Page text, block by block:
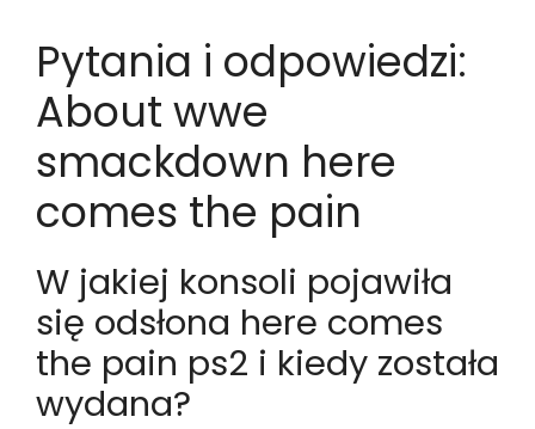
Pytania i odpowiedzi:
About wwe
smackdown here
comes the pain
W jakiej konsoli pojawiła
się odsłona here comes
the pain ps2 i kiedy została
wydana?